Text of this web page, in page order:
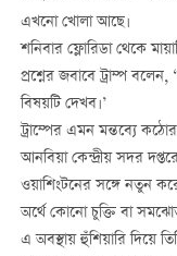
এখনো খোলা আছে।
শনিবার ফ্লোরিডা থেকে
প্রশ্নের জবাবে ট্রাম্প
বিষয়টি দেখব।’
ট্রাম্পের এমন মন্তব্যে
আনবিয়া কেন্দ্রীয় সদর
ওয়াশিংটনের সঙ্গে নতুন
অর্থে কোনো চুক্তি বা
এ অবস্থায় হুঁশিয়ারি দিয়ে